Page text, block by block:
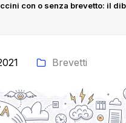
con o senza brevetto: il
Brevetti